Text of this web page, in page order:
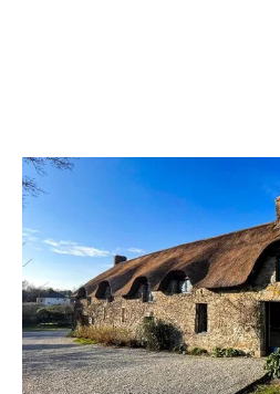
PLOEREN 56
, 9 pièces
Maison à vendre
824 000 €
Magnifique Chaumière en